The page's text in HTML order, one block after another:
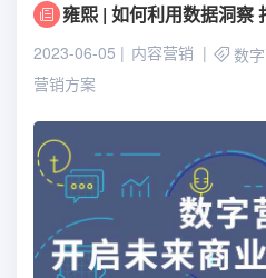
雍熙 | 如何利用数据洞察
2023-06-05 内容营销 数
营销方案